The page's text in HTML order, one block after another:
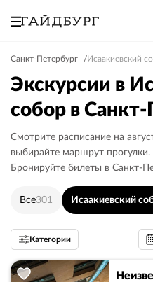
Санкт-Петербург Исаакиевский
Экскурсии в
собор в
Смотрите расписание на
выбирайте маршрут
Бронируйте билеты в Санкт-
Все301 Исаакиевский
Категории